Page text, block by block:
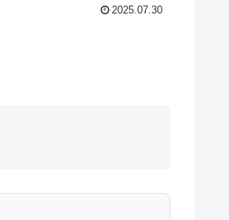
2025.07.30